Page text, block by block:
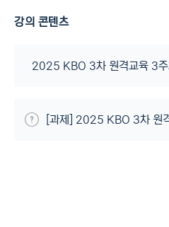
강의 콘텐츠
2025 KBO 3차 원격교육 3
[과제] 2025 KBO 3차 원